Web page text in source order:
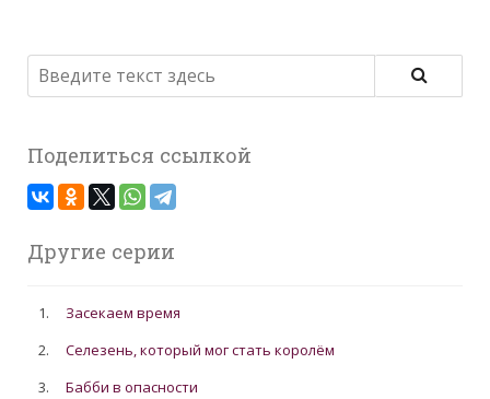
Поделиться ссылкой
Другие серии
1.
Засекаем время
2.
Селезень, который мог стать королём
3.
Бабби в опасности